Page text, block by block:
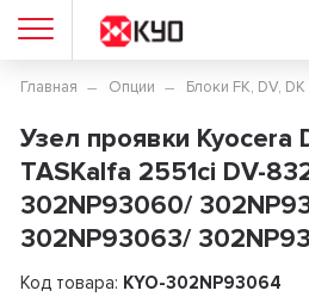
Главная Опции Блоки FK, DV, DK
Узел проявки Kyocera
TASKalfa 2551ci DV-
302NP93060/
302NP93063/
Код товара: KYO-302NP93064